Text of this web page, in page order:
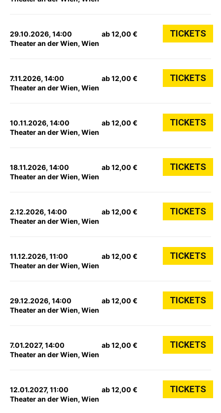
29.10.2026, 14:00
Theater an der Wien, Wien
ab 12,00 € TICKETS
7.11.2026, 14:00
Theater an der Wien, Wien
ab 12,00 € TICKETS
10.11.2026, 14:00
Theater an der Wien, Wien
ab 12,00 € TICKETS
18.11.2026, 14:00
Theater an der Wien, Wien
ab 12,00 € TICKETS
2.12.2026, 14:00
Theater an der Wien, Wien
ab 12,00 € TICKETS
11.12.2026, 11:00
Theater an der Wien, Wien
ab 12,00 € TICKETS
29.12.2026, 14:00
Theater an der Wien, Wien
ab 12,00 € TICKETS
7.01.2027, 14:00
Theater an der Wien, Wien
ab 12,00 € TICKETS
12.01.2027, 11:00
Theater an der Wien, Wien
ab 12,00 € TICKETS